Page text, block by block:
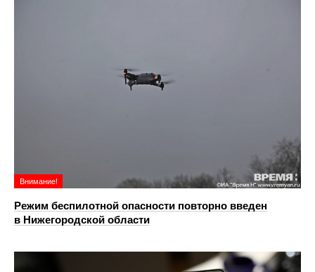
Внимание!
Режим беспилотной опасности повторно введен
в Нижегородской области